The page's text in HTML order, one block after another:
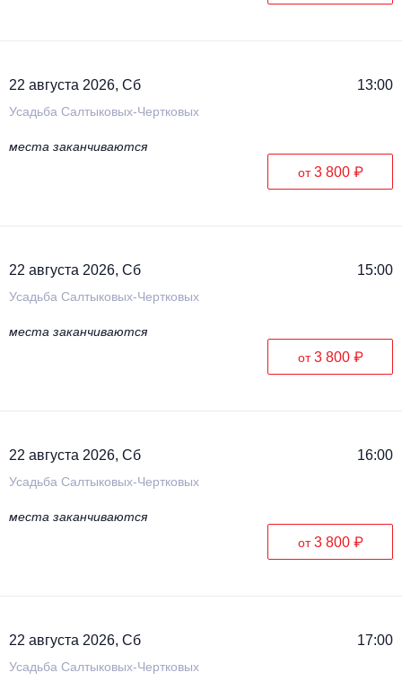
22 августа 2026, Сб 13:00
Усадьба Салтыковых-Чертковых
места заканчиваются
от3 800 ₽
22 августа 2026, Сб 15:00
Усадьба Салтыковых-Чертковых
места заканчиваются
от3 800 ₽
22 августа 2026, Сб 16:00
Усадьба Салтыковых-Чертковых
места заканчиваются
от3 800 ₽
22 августа 2026, Сб 17:00
Усадьба Салтыковых-Чертковых